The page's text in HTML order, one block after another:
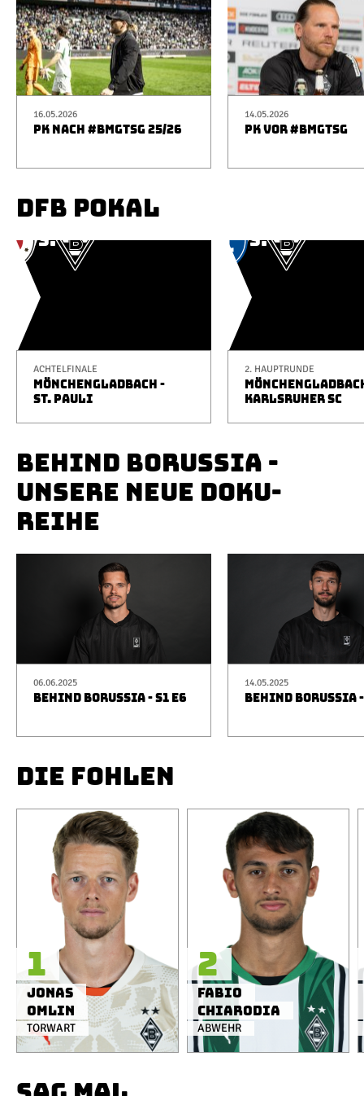
16.05.2026
PK NACH #BMGTSG 25/26
14.05.2026
PK VOR #BMGTSG
DFB POKAL
ACHTELFINALE
MÖNCHENGLADBACH -
ST. PAULI
2. HAUPTRUNDE
KARLSRUHER SC
BEHIND BORUSSIA -
UNSERE NEUE DOKU-
REIHE
06.06.2025
BEHIND BORUSSIA - S1 E6
14.05.2025
BEHIND BORUSSIA
DIE FOHLEN
TORWART
Jonas
Omlin
1
ABWEHR
Fabio
Chiarodia
2